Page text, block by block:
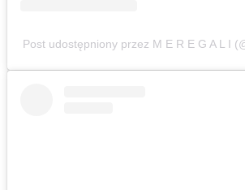
Post udostępniony przez M E R E G A L I